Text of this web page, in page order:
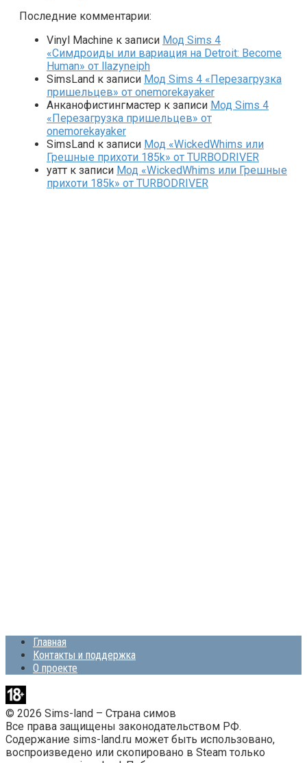
Последние комментарии:
Vinyl Machine к записи Мод Sims 4
«Симдроиды или вариация на Detroit: Become
Human» от llazyneiph
SimsLand к записи Мод Sims 4 «Перезагрузка
пришельцев» от onemorekayaker
Анканофистингмастер к записи Мод Sims 4
«Перезагрузка пришельцев» от
onemorekayaker
SimsLand к записи Мод «WickedWhims или
Грешные прихоти 185k» от TURBODRIVER
yaтт к записи Мод «WickedWhims или Грешные
прихоти 185k» от TURBODRIVER
Главная
Контакты и поддержка
О проекте
© 2026 Sims-land – Страна симов
Все права защищены законодательством РФ.
Содержание sims-land.ru может быть использовано,
воспроизведено или скопировано в Steam только